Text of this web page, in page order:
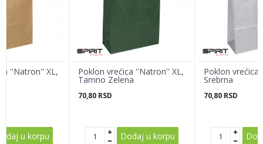
POŠALJI
''Natron'' XL,
u korpu
Poklon vrećica ''Natron'' XL,
Tamno Zelena
70,80 RSD
Dodaj u korpu
Poklon vrećica
Srebrna
70,80 RSD